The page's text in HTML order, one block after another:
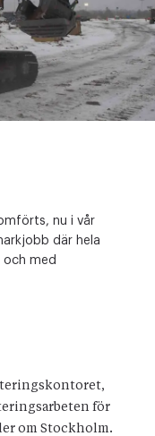
nu i vår
där hela
med
för
om Stockholm.